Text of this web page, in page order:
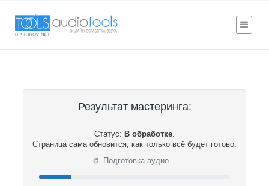
Результат мастеринга:
Статус: В обработке.
Страница сама обновится, как только всё будет готово.
⟳ Подготовка аудио…